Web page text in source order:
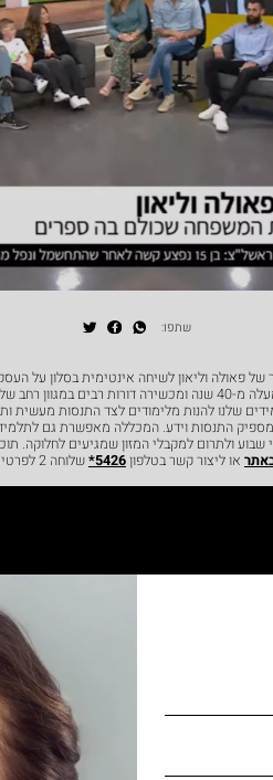
שתפו:
ממספרה שהפכה למכללה שקיימת כבר למעלה מ-40 שנה ומכשירה
שלנו להנות מלימודים לצד התנסות מעשית
התנסות וידע. המכללה מאפשרת גם
ולתרום למקבלי המזון שמגיעים לחלוקה.
או ליצור קשר בטלפון5426* שלוחה 2 לפרטים נוספים.